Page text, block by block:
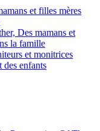
et filles mères
Des mamans et
la famille
et monitrices
des enfants